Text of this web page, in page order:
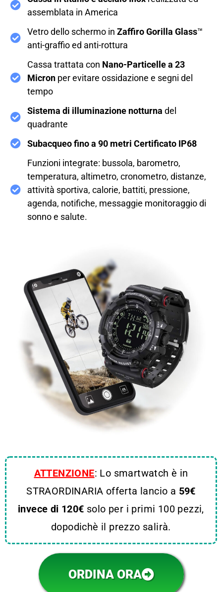
assemblata in America
Vetro dello schermo inZaffiro Gorilla Glass™
anti-graffio ed anti-rottura
Cassa trattata con Nano-Particelle a 23
Micron per evitare ossidazione e segni del
tempo
Sistema di illuminazione notturna del
quadrante
Subacqueo fino a 90 metri Certificato IP68
Funzioni integrate: bussola, barometro,
temperatura, altimetro, cronometro, distanze,
attività sportiva, calorie, battiti, pressione,
agenda, notifiche, messaggie monitoraggio di
sonno e salute.
ATTENZIONE: Lo smartwatch è in
STRAORDINARIA offerta lancio a 59€
invece di 120€ solo per i primi 100 pezzi,
dopodichè il prezzo salirà.
ORDINA ORA